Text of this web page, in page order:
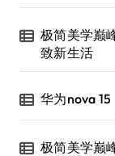
极简美学巅
致新生活
华为nova
极简美学巅